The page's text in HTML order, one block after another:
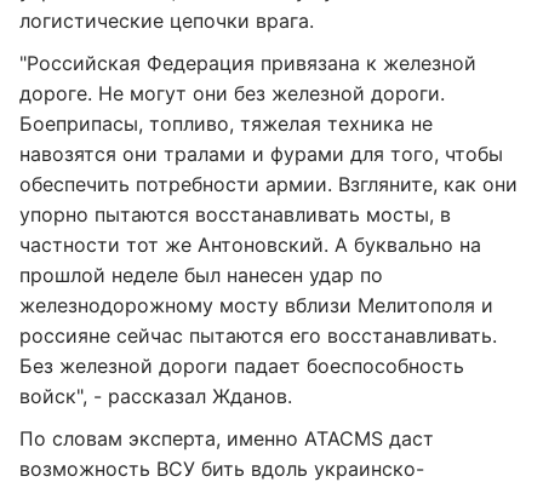
логистические цепочки врага.
"Российская Федерация привязана к железной
дороге. Не могут они без железной дороги.
Боеприпасы, топливо, тяжелая техника не
навозятся они тралами и фурами для того, чтобы
обеспечить потребности армии. Взгляните, как они
упорно пытаются восстанавливать мосты, в
частности тот же Антоновский. А буквально на
прошлой неделе был нанесен удар по
железнодорожному мосту вблизи Мелитополя и
россияне сейчас пытаются его восстанавливать.
Без железной дороги падает боеспособность
войск", - рассказал Жданов.
По словам эксперта, именно ATACMS даст
возможность ВСУ бить вдоль украинско-